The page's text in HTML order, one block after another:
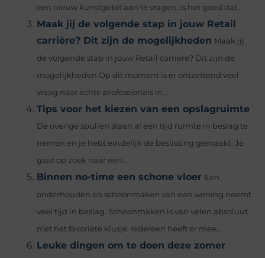
een nieuw kunstgebit aan te vragen, is het goed dat...
Maak jij de volgende stap in jouw Retail
carrière? Dit zijn de mogelijkheden Maak jij
de volgende stap in jouw Retail carrière? Dit zijn de
mogelijkheden Op dit moment is er ontzettend veel
vraag naar echte professionals in...
Tips voor het kiezen van een opslagruimte
De overige spullen staan al een tijd ruimte in beslag te
nemen en je hebt eindelijk de beslissing gemaakt. Je
gaat op zoek naar een...
Binnen no-time een schone vloer Een
onderhouden en schoonmaken van een woning neemt
veel tijd in beslag. Schoonmaken is van velen absoluut
niet het favoriete klusje. Iedereen heeft er mee...
Leuke dingen om te doen deze zomer